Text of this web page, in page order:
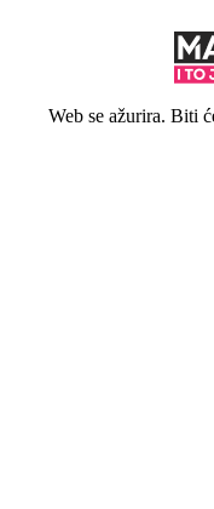
Web se ažurira. Biti